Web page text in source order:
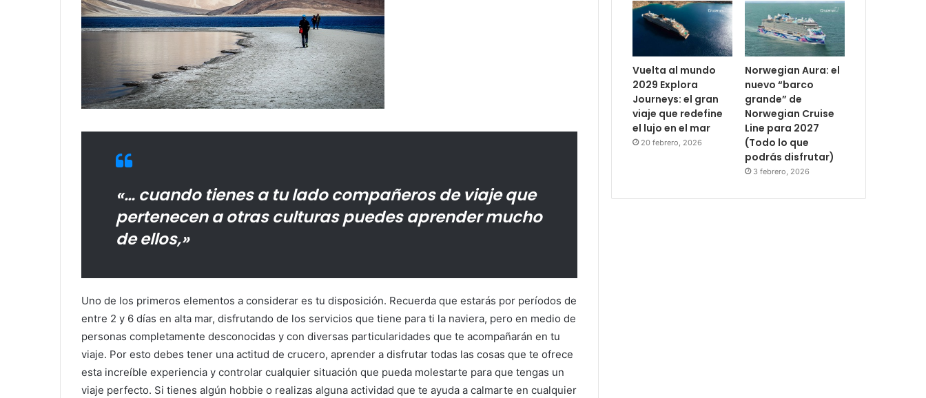
«… cuando tienes a tu lado compañeros de viaje que
pertenecen a otras culturas puedes aprender mucho
de ellos,»
Uno de los primeros elementos a considerar es tu disposición. Recuerda que estarás por períodos de
entre 2 y 6 días en alta mar, disfrutando de los servicios que tiene para ti la naviera, pero en medio de
personas completamente desconocidas y con diversas particularidades que te acompañarán en tu
viaje. Por esto debes tener una actitud de crucero, aprender a disfrutar todas las cosas que te ofrece
esta increíble experiencia y controlar cualquier situación que pueda molestarte para que tengas un
viaje perfecto. Si tienes algún hobbie o realizas alguna actividad que te ayuda a calmarte en cualquier
Vuelta al mundo
2029 Explora
Journeys: el gran
viaje que redefine
el lujo en el mar
20 febrero, 2026
Norwegian Aura: el
nuevo “barco
grande” de
Norwegian Cruise
Line para 2027
(Todo lo que
podrás disfrutar)
3 febrero, 2026